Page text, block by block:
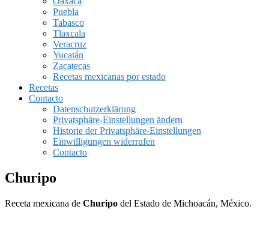
Puebla
Tabasco
Tlaxcala
Veracruz
Yucatán
Zacatecas
Recetas mexicanas por estado
Recetas
Contacto
Datenschutzerklärung
Privatsphäre-Einstellungen ändern
Historie der Privatsphäre-Einstellungen
Einwilligungen widerrufen
Contacto
Churipo
Receta mexicana de Churipo del Estado de Michoacán, México.